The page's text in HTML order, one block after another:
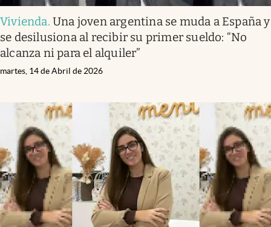
Vivienda.Una joven argentina se muda a España y
se desilusiona al recibir su primer sueldo: “No
alcanza ni para el alquiler”
martes, 14 de Abril de 2026